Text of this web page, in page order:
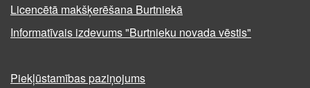
Licencētā makšķerēšana Burtniekā
Informatīvais izdevums "Burtnieku novada vēstis"
Piekļūstamības paziņojums